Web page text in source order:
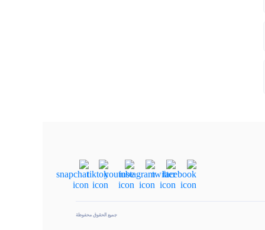
جميع الحقوق محفوظة